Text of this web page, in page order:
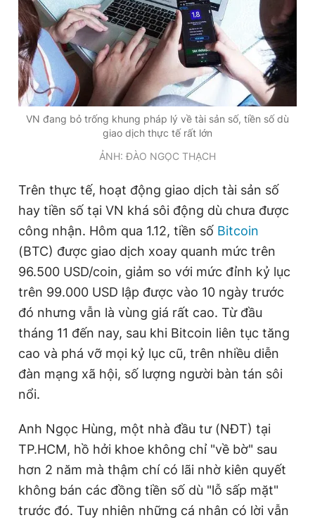
Đặt báo Quảng cáo RSS Tòa soạn Chính sách bảo
Tổng biên tập: Nguyễn Ngọc Toàn
Phó tổng biên tập thường trực: Hải Thành
Phó tổng biên tập: Lâm Hiếu Dũng
Phó tổng biên tập: Trần Việt Hưng
Tổng thư ký tòa soạn: Đức Trung
Giấy phép xuất bản số 110/GP - BTTTT cấp ngày 24.3.2020
chép dưới mọi hình thức nếu không có sự chấp thuận bằng văn
VN đang bỏ trống khung pháp lý về tài sản số, tiền số dù
giao dịch thực tế rất lớn
ẢNH: ĐÀO NGỌC THẠCH
Trên thực tế, hoạt động giao dịch tài sản số
hay tiền số tại VN khá sôi động dù chưa được
công nhận. Hôm qua 1.12, tiền số Bitcoin
(BTC) được giao dịch xoay quanh mức trên
96.500 USD/coin, giảm so với mức đỉnh kỷ lục
trên 99.000 USD lập được vào 10 ngày trước
đó nhưng vẫn là vùng giá rất cao. Từ đầu
tháng 11 đến nay, sau khi Bitcoin liên tục tăng
cao và phá vỡ mọi kỷ lục cũ, trên nhiều diễn
đàn mạng xã hội, số lượng người bàn tán sôi
nổi.
Anh Ngọc Hùng, một nhà đầu tư (NĐT) tại
TP.HCM, hồ hởi khoe không chỉ "về bờ" sau
hơn 2 năm mà thậm chí có lãi nhờ kiên quyết
không bán các đồng tiền số dù "lỗ sấp mặt"
trước đó. Tuy nhiên những cá nhân có lời vẫn